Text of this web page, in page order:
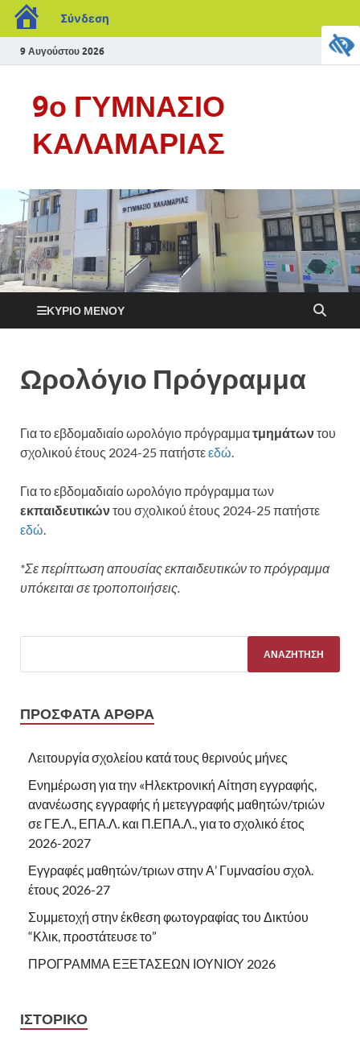
Σύνδεση
9 Αυγούστου 2026
9ο ΓΥΜΝΑΣΙΟ
ΚΑΛΑΜΑΡΙΑΣ
ΚΎΡΙΟ ΜΕΝΟΎ
Ωρολόγιο Πρόγραμμα
Για το εβδομαδιαίο ωρολόγιο πρόγραμματμημάτωντου
σχολικού έτους 2024-25 πατήστεεδώ.
Για το εβδομαδιαίο ωρολόγιο πρόγραμμα των
εκπαιδευτικώντου σχολικού έτους 2024-25 πατήστε
εδώ.
*Σε περίπτωση απουσίας εκπαιδευτικών το πρόγραμμα
υπόκειται σε τροποποιήσεις.
ΠΡΌΣΦΑΤΑ ΆΡΘΡΑ
Λειτουργία σχολείου κατά τους θερινούς μήνες
Ενημέρωση για την «Ηλεκτρονική Αίτηση εγγραφής,
ανανέωσης εγγραφής ή μετεγγραφής μαθητών/τριών
σε ΓΕ.Λ., ΕΠΑ.Λ. και Π.ΕΠΑ.Λ., για το σχολικό έτος
2026-2027
Εγγραφές μαθητών/τριων στην Α’ Γυμνασίου σχολ.
έτους 2026-27
Συμμετοχή στην έκθεση φωτογραφίας του Δικτύου
“Κλικ, προστάτευσε το”
ΠΡΟΓΡΑΜΜΑ ΕΞΕΤΑΣΕΩΝ ΙΟΥΝΙΟΥ 2026
ΙΣΤΟΡΙΚΌ